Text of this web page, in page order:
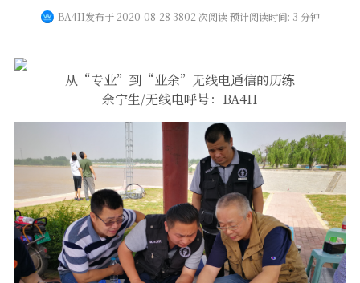
黄河使命
黄河新闻
活动竞赛
BA4II
图文教程
视频资料
HAM技巧
软件
器材专区
车载类别
摩托车
编号查询
BA4II发布于 2020-08-28 3802 次阅读 预计阅读时间: 3 分钟
从“专业”到“业余”无线电通信的历练
余宁生/无线电呼号：BA4II